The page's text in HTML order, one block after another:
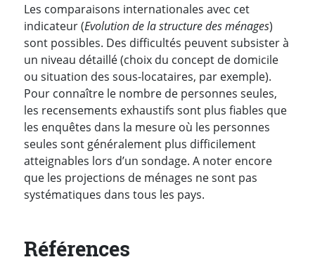
Les comparaisons internationales avec cet
indicateur (Evolution de la structure des ménages)
sont possibles. Des difficultés peuvent subsister à
un niveau détaillé (choix du concept de domicile
ou situation des sous-locataires, par exemple).
Pour connaître le nombre de personnes seules,
les recensements exhaustifs sont plus fiables que
les enquêtes dans la mesure où les personnes
seules sont généralement plus difficilement
atteignables lors d’un sondage. A noter encore
que les projections de ménages ne sont pas
systématiques dans tous les pays.
Références